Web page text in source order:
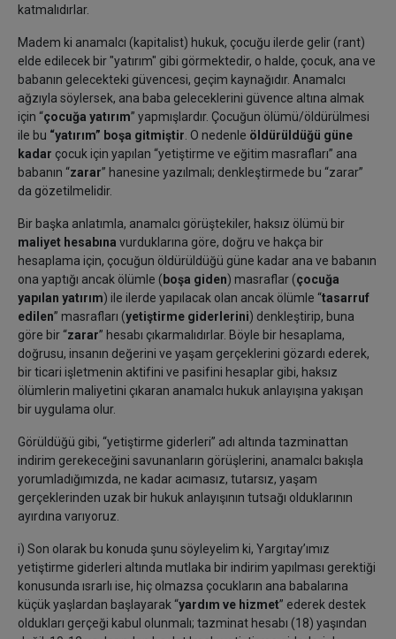
katmalıdırlar.
Madem ki anamalcı (kapitalist) hukuk, çocuğu ilerde gelir (rant)
elde edilecek bir "yatırım" gibi görmektedir, o halde, çocuk, ana ve
babanın gelecekteki güvencesi, geçim kaynağıdır. Anamalcı
ağzıyla söylersek, ana baba geleceklerini güvence altına almak
için “çocuğa yatırım” yapmışlardır. Çocuğun ölümü/öldürülmesi
ile bu “yatırım” boşa gitmiştir. O nedenle öldürüldüğü güne
kadar çocuk için yapılan “yetiştirme ve eğitim masrafları” ana
babanın “zarar” hanesine yazılmalı; denkleştirmede bu “zarar”
da gözetilmelidir.
Bir başka anlatımla, anamalcı görüştekiler, haksız ölümü bir
maliyet hesabına vurduklarına göre, doğru ve hakça bir
hesaplama için, çocuğun öldürüldüğü güne kadar ana ve babanın
ona yaptığı ancak ölümle ( boşa giden) masraflar (çocuğa
yapılan yatırım) ile ilerde yapılacak olan ancak ölümle “tasarruf
edilen” masrafları (yetiştirme giderlerini) denkleştirip, buna
göre bir “zarar” hesabı çıkarmalıdırlar. Böyle bir hesaplama,
doğrusu, insanın değerini ve yaşam gerçeklerini gözardı ederek,
bir ticari işletmenin aktifini ve pasifini hesaplar gibi, haksız
ölümlerin maliyetini çıkaran anamalcı hukuk anlayışına yakışan
bir uygulama olur.
Görüldüğü gibi, “yetiştirme giderleri” adı altında tazminattan
indirim gerekeceğini savunanların görüşlerini, anamalcı bakışla
yorumladığımızda, ne kadar acımasız, tutarsız, yaşam
gerçeklerinden uzak bir hukuk anlayışının tutsağı olduklarının
ayırdına varıyoruz.
i) Son olarak bu konuda şunu söyleyelim ki, Yargıtay’ımız
yetiştirme giderleri altında mutlaka bir indirim yapılması gerektiği
konusunda ısrarlı ise, hiç olmazsa çocukların ana babalarına
küçük yaşlardan başlayarak “yardım ve hizmet” ederek destek
oldukları gerçeği kabul olunmalı; tazminat hesabı (18) yaşından